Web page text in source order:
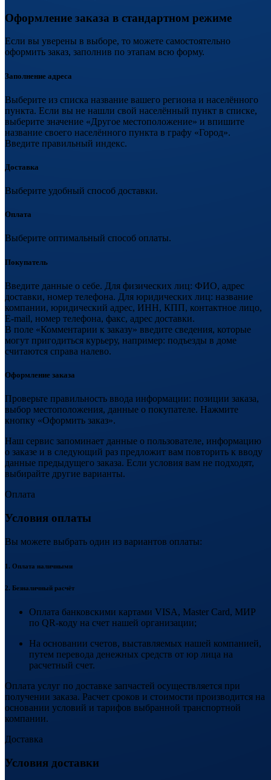
Оформление заказа в стандартном режиме
Если вы уверены в выборе, то можете самостоятельно
оформить заказ, заполнив по этапам всю форму.
Заполнение адреса
Выберите из списка название вашего региона и населённого
пункта. Если вы не нашли свой населённый пункт в списке,
выберите значение «Другое местоположение» и впишите
название своего населённого пункта в графу «Город».
Введите правильный индекс.
Доставка
Выберите удобный способ доставки.
Оплата
Выберите оптимальный способ оплаты.
Покупатель
Введите данные о себе. Для физических лиц: ФИО, адрес
доставки, номер телефона. Для юридических лиц: название
компании, юридический адрес, ИНН, КПП, контактное лицо,
E-mail, номер телефона, факс, адрес доставки.
В поле «Комментарии к заказу» введите сведения, которые
могут пригодиться курьеру, например: подъезды в доме
считаются справа налево.
Оформление заказа
Проверьте правильность ввода информации: позиции заказа,
выбор местоположения, данные о покупателе. Нажмите
кнопку «Оформить заказ».
Наш сервис запоминает данные о пользователе, информацию
о заказе и в следующий раз предложит вам повторить к вводу
данные предыдущего заказа. Если условия вам не подходят,
выбирайте другие варианты.
Оплата
Условия оплаты
Вы можете выбрать один из вариантов оплаты:
1. Оплата наличными
2. Безналичный расчёт
Оплата банковскими картами VISA, Master Card, МИР
по QR-коду на счет нашей организации;
На основании счетов, выставляемых нашей компанией,
путем перевода денежных средств от юр лица на
расчетный счет.
Оплата услуг по доставке запчастей осуществляется при
получении заказа. Расчет сроков и стоимости производится на
основании условий и тарифов выбранной транспортной
компании.
Доставка
Условия доставки